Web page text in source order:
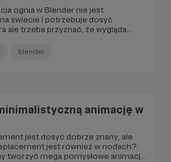
ognia w Blender nie jest
świecie i potrzebuje dosyć
ale trzeba przyznać, że wygląda
blender
animację w
jest dosyć dobrze znany, ale
jest również w nodach?
tworzyć mega pomysłowe animacje